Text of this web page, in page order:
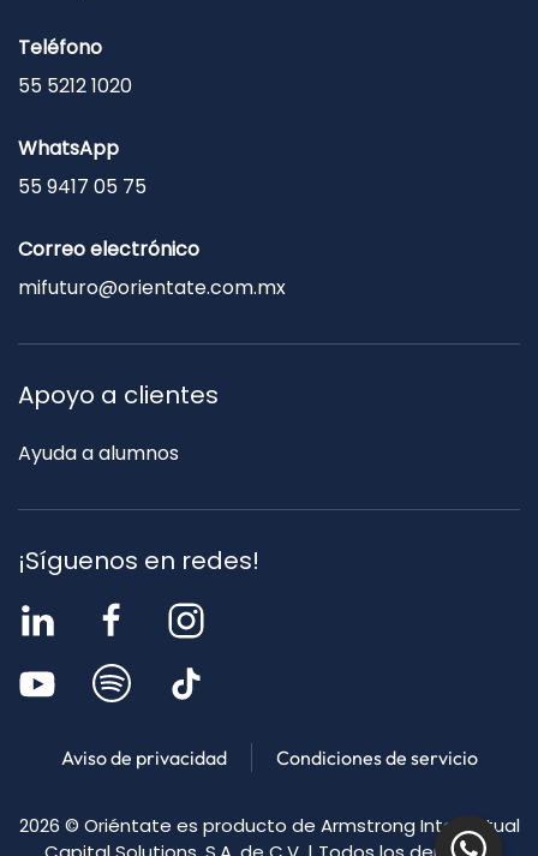
Teléfono
55 5212 1020
WhatsApp
55 9417 05 75
Correo electrónico
mifuturo@orientate.com.mx
Apoyo a clientes
Ayuda a alumnos
¡Síguenos en redes!
Aviso de privacidad Condiciones de servicio
2026 © Oriéntate es producto de Armstrong Intellectual